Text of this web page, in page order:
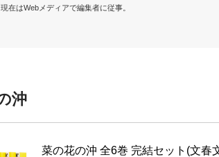
在はWebメディアで編集者に従事。
沖
菜の花の沖 全6巻 完結セット(文春